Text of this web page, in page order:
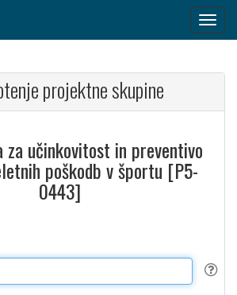
projektne skupine
za učinkovitost in preventivo
poškodb v športu [P5-
0443]